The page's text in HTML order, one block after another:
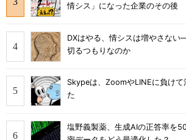
情シス」になった企業のその後
DXはやる、情シスは増やさな
切るつもりなのか
Skypeは、ZoomやLINEに負けて
た
塩野義製薬、生成AIの正答率